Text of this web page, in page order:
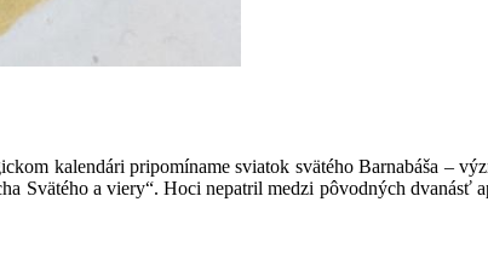
kalendári pripomíname sviatok svätého Barnabáša –
Svätého a viery“. Hoci nepatril medzi pôvodných dvanásť